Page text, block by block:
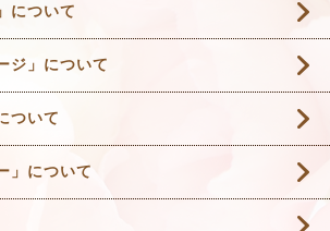
について
ジ」について
ついて
」について